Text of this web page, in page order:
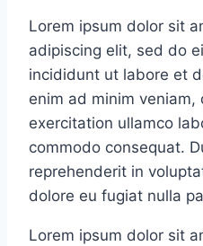
Lorem ipsum dolor sit
adipiscing elit, sed do
incididunt ut labore et
enim ad minim veniam,
exercitation ullamco
commodo consequat.
reprehenderit in
dolore eu fugiat nulla
Lorem ipsum dolor sit